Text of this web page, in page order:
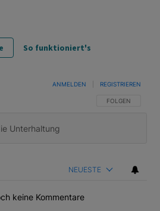
So funktioniert's
FOLGE DIESER
FOLGEN
ANMELDEN REGISTRIEREN
NEUESTE
keine Kommentare